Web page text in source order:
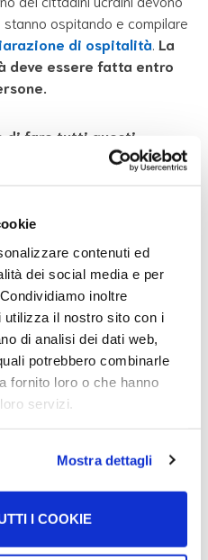
contenuti ed
dei social media e per
inoltre
utilizza il nostro sito con i
di analisi dei dati web,
potrebbero combinarle
fornito loro o che hanno
servizi.
Mostra dettagli
I COOKIE
ospitando e compilare
di ospitalità La
deve essere fatta entro
di fare tutti questi
Italia. Sarà più semplice
di cui hai bisogno.
più vicina a te puoi
il nome della città dove ti